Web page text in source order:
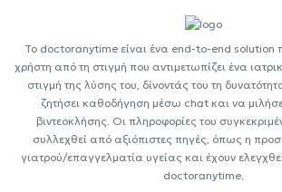
Το doctoranytime είναι ένα end-to-end solution
χρήστη από τη στιγμή που αντιμετωπίζει ένα
στιγμή της λύσης του, δίνοντάς του τη
ζητήσει καθοδήγηση μέσω chat και να
βιντεοκλήσης. Οι πληροφορίες του
συλλεχθεί από αξιόπιστες πηγές, όπως η
γιατρού/επαγγελματία υγείας και έχουν
doctoranytime.